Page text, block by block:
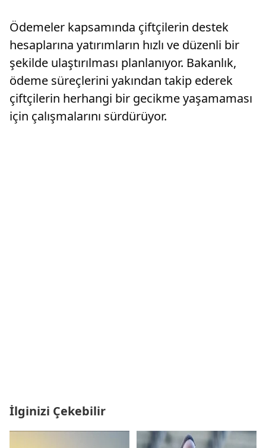
Ödemeler kapsamında çiftçilerin destek
hesaplarına yatırımların hızlı ve düzenli bir
şekilde ulaştırılması planlanıyor. Bakanlık,
ödeme süreçlerini yakından takip ederek
çiftçilerin herhangi bir gecikme yaşamaması
için çalışmalarını sürdürüyor.
İlginizi Çekebilir